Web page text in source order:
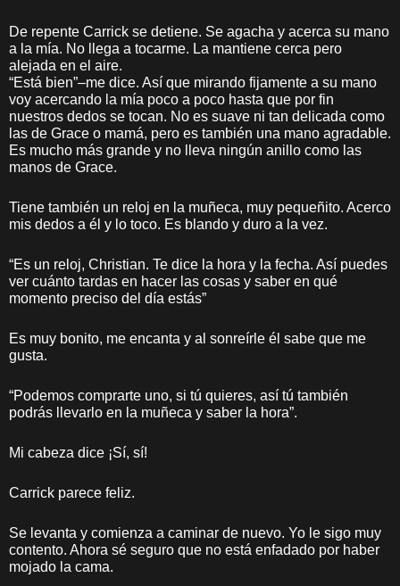
De repente Carrick se detiene. Se agacha y acerca su mano
a la mía. No llega a tocarme. La mantiene cerca pero
alejada en el aire.
“Está bien”–me dice. Así que mirando fijamente a su mano
voy acercando la mía poco a poco hasta que por fin
nuestros dedos se tocan. No es suave ni tan delicada como
las de Grace o mamá, pero es también una mano agradable.
Es mucho más grande y no lleva ningún anillo como las
manos de Grace.
Tiene también un reloj en la muñeca, muy pequeñito. Acerco
mis dedos a él y lo toco. Es blando y duro a la vez.
“Es un reloj, Christian. Te dice la hora y la fecha. Así puedes
ver cuánto tardas en hacer las cosas y saber en qué
momento preciso del día estás”
Es muy bonito, me encanta y al sonreírle él sabe que me
gusta.
“Podemos comprarte uno, si tú quieres, así tú también
podrás llevarlo en la muñeca y saber la hora”.
Mi cabeza dice ¡Sí, sí!
Carrick parece feliz.
Se levanta y comienza a caminar de nuevo. Yo le sigo muy
contento. Ahora sé seguro que no está enfadado por haber
mojado la cama.